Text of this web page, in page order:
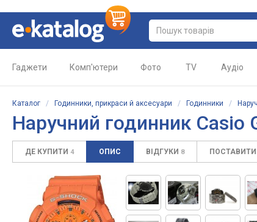
Гаджети Комп'ютери Фото TV Аудіо
Каталог / Годинники, прикраси й аксесуари / Годинники /
Наручний годинник Casio
ДЕ КУПИТИ 4 ОПИС ВІДГУКИ 8